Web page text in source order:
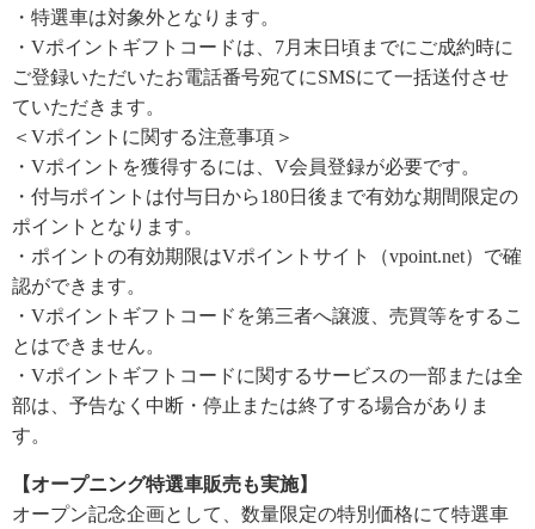
・特選車は対象外となります。
・Vポイントギフトコードは、7月末日頃までにご成約時に
ご登録いただいたお電話番号宛てにSMSにて一括送付させ
ていただきます。
＜Vポイントに関する注意事項＞
・Vポイントを獲得するには、V会員登録が必要です。
・付与ポイントは付与日から180日後まで有効な期間限定の
ポイントとなります。
・ポイントの有効期限はVポイントサイト（vpoint.net）で確
認ができます。
・Vポイントギフトコードを第三者へ譲渡、売買等をするこ
とはできません。
・Vポイントギフトコードに関するサービスの一部または全
部は、予告なく中断・停止または終了する場合がありま
す。
【オープニング特選車販売も実施】
オープン記念企画として、数量限定の特別価格にて特選車